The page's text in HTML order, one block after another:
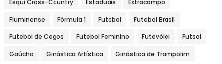
Esqui Cross-Country Estaduais Extracampo
Fluminense Fórmula 1 Futebol Futebol Brasil
Futebol de Cegos Futebol Feminino Futevôlei Futsal
Gaúcho Ginástica Artística Ginástica de Trampolim